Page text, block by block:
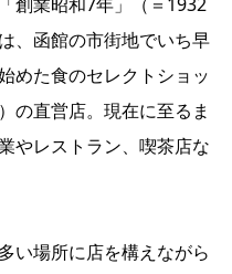
、函館の市街地でいち早
めた食のセレクトショッ
の直営店。現在に至るま
やレストラン、喫茶店な
い場所に店を構えながら